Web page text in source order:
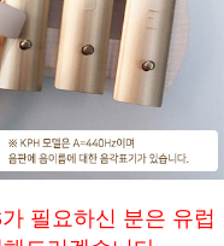
필요하신 분은 유럽